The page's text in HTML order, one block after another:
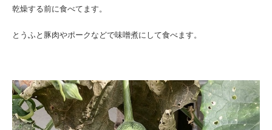
乾燥する前に食べてます。
とうふと豚肉やポークなどで味噌煮にして食べます。